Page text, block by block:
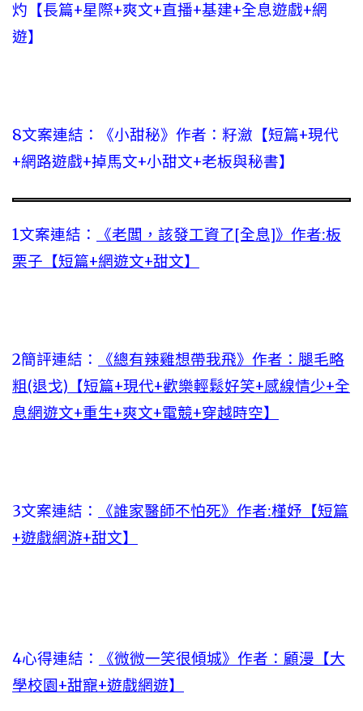
灼【長篇+星際+爽文+直播+基建+全息遊戲+網
遊】
8文案連結：
《小甜秘》作者：籽瀲【短篇+現代
+網路遊戲+掉馬文+小甜文+老板與秘書】
1文案連結：
《老闆，該發工資了[全息]》作者:板
栗子【短篇+網遊文+甜文】
2簡評連結：
《總有辣雞想帶我飛》作者：腿毛略
粗(退戈)【短篇+現代+歡樂輕鬆好笑+感線情少+全
息網遊文+重生+爽文+電競+穿越時空】
3文案連結：
《誰家醫師不怕死》作者:槿妤【短篇
+遊戲網游+甜文】
4心得連結：
《微微一笑很傾城》作者：顧漫【大
學校園+甜寵+遊戲網遊】